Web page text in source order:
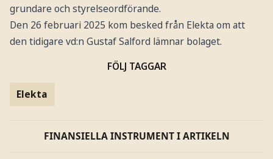
grundare och styrelseordförande.
Den 26 februari 2025 kom besked från Elekta om att
den tidigare vd:n Gustaf Salford lämnar bolaget.
FÖLJ TAGGAR
Elekta
FINANSIELLA INSTRUMENT I ARTIKELN